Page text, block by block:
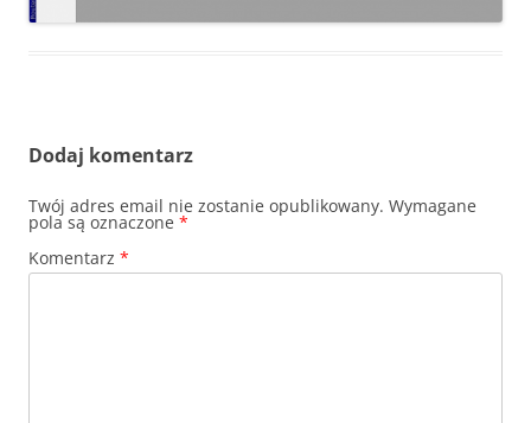
Dodaj komentarz
Twój adres email nie zostanie opublikowany. Wymagane
pola są oznaczone *
Komentarz *